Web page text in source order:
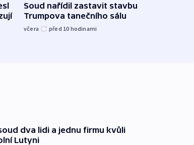
Soud nařídil zastavit stavbu
Trumpova tanečního sálu
včera před 10 hodinami
dva lidi a jednu firmu kvůli
Lutyni